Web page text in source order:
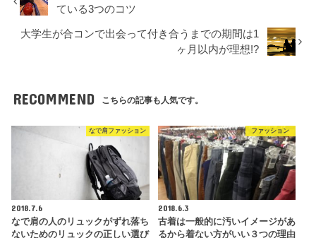
ている3つのコツ
大学生が合コンで出会って付き合うまでの期間は1
ヶ月以内が理想!?
RECOMMEND こちらの記事も人気です。
なで肩ファッション
2018.7.6
なで肩の人のリュックがずれ落ち
ないためのリュックの正しい選び
ファッション
2018.6.3
古着は一般的に汚いイメージがあ
るから着ない方がいい３つの理由